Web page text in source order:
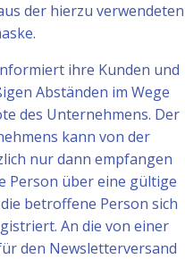
der hierzu verwendeten
ihre Kunden und
Abständen im Wege
des Unternehmens. Der
kann von der
nur dann empfangen
Person über eine gültige
betroffene Person sich
An die von einer
den Newsletterversand